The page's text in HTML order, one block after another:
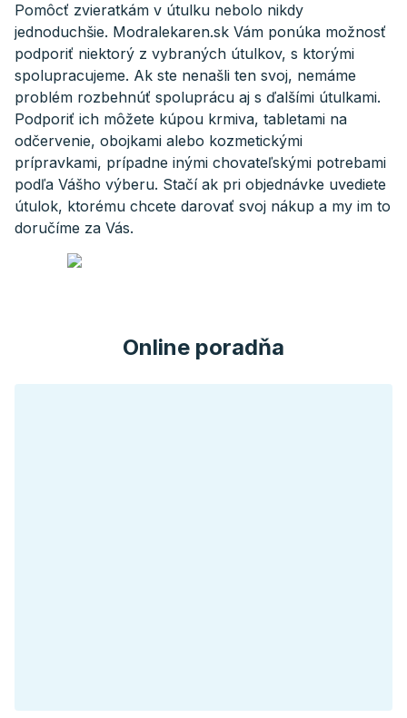
Pomôcť zvieratkám v útulku nebolo nikdy
jednoduchšie. Modralekaren.sk Vám ponúka možnosť
podporiť niektorý z vybraných útulkov, s ktorými
spolupracujeme. Ak ste nenašli ten svoj, nemáme
problém rozbehnúť spoluprácu aj s ďalšími útulkami.
Podporiť ich môžete kúpou krmiva, tabletami na
odčervenie, obojkami alebo kozmetickými
prípravkami, prípadne inými chovateľskými potrebami
podľa Vášho výberu. Stačí ak pri objednávke uvediete
útulok, ktorému chcete darovať svoj nákup a my im to
doručíme za Vás.
Online poradňa